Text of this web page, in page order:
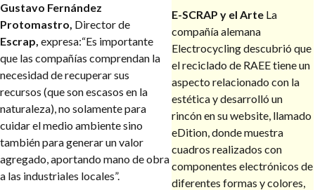
E-SCRAP y el Arte La
compañía alemana
Electrocycling descubrió que
el reciclado de RAEE tiene un
aspecto relacionado con la
estética y desarrolló un
rincón en su website, llamado
eDition, donde muestra
cuadros realizados con
componentes electrónicos de
diferentes formas y colores,
Gustavo Fernández
Protomastro, Director de
Escrap, expresa:“Es importante
que las compañías comprendan la
necesidad de recuperar sus
recursos (que son escasos en la
naturaleza), no solamente para
cuidar el medio ambiente sino
también para generar un valor
agregado, aportando mano de obra
a las industriales locales”.